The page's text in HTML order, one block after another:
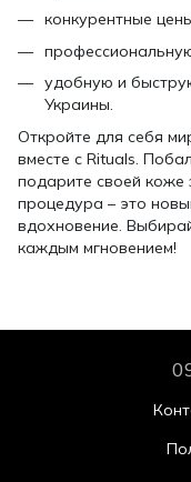
конкурентные
удобную и
Украины.
Откройте для себя
вместе с Rituals.
подарите своей
процедура – это
вдохновение.
каждым мгновением!